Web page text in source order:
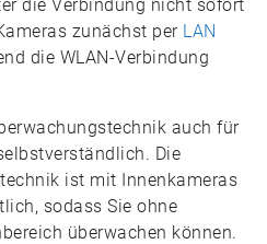
die Verbindung nicht sofort
zunächst per LAN
die WLAN-Verbindung
auch für
Die
ist mit Innenkameras
sodass Sie ohne
überwachen können.